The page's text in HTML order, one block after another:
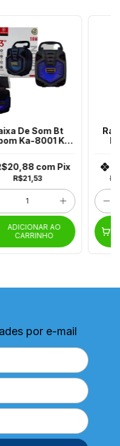
De Som Bt
Ka-8001 Ka-
R$21,53
com Pix
ADICIONAR AO
CARRINHO
por e-mail